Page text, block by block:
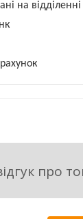
на
про